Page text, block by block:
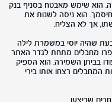
הוא שימש מאבטח בסניף בנק
הוא ניסה לשנות את
אך לא הצליח.
י"ט בתמוז תשס"א (10.07.2001), בעת שהיה יוסי במשמרת לילה
מחבלים מתחת לגדר האתר
בביתן השמירה. הוא הספיק
המחבלים רצחו אותו בירי
שביצעו.